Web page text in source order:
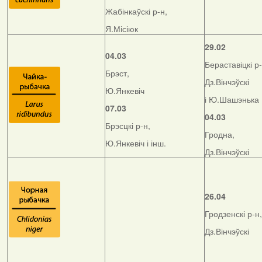
Жабінкаўскі р-н,
Я.Місіюк
04.03
Брэст,
Ю.Янкевіч
07.03
Брэсцкі р-н,
Ю.Янкевіч і інш.
29.02
Бераставіцкі
Дз.Вінчэўскі
і Ю.Шашэнька
04.03
Гродна,
Дз.Вінчэўскі
26.04
Гродзенскі р-н,
Дз.Вінчэўскі